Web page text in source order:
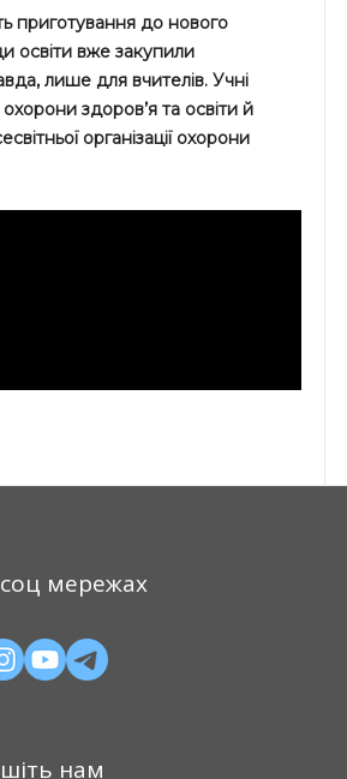
приготування до нового
освіти вже закупили
лише для вчителів. Учні
здоров’я та освіти й
організації охорони
мережах
нам